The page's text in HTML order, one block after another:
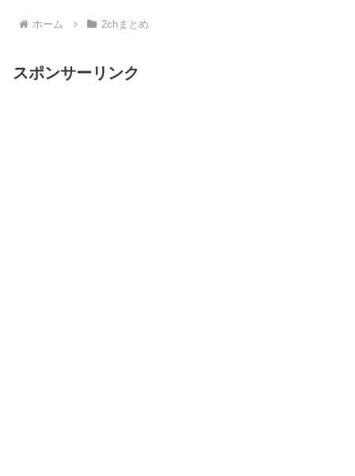
ホーム 2chまとめ
スポンサーリンク